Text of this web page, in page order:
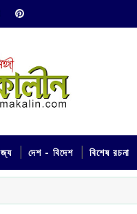
দেশ - বিদেশ বিশেষ রচনা